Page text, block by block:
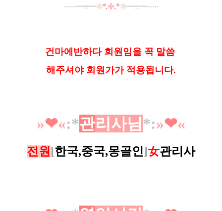
······━≡━✼°.✤.°✼━≡━······
건마에반하다 회원임을 꼭 말씀
해 주셔야 회원가가 적용됩니다.
»❤︎«:*관리 사님 *:»❤︎«
전원 [한국,중국,몽골인]女관리사